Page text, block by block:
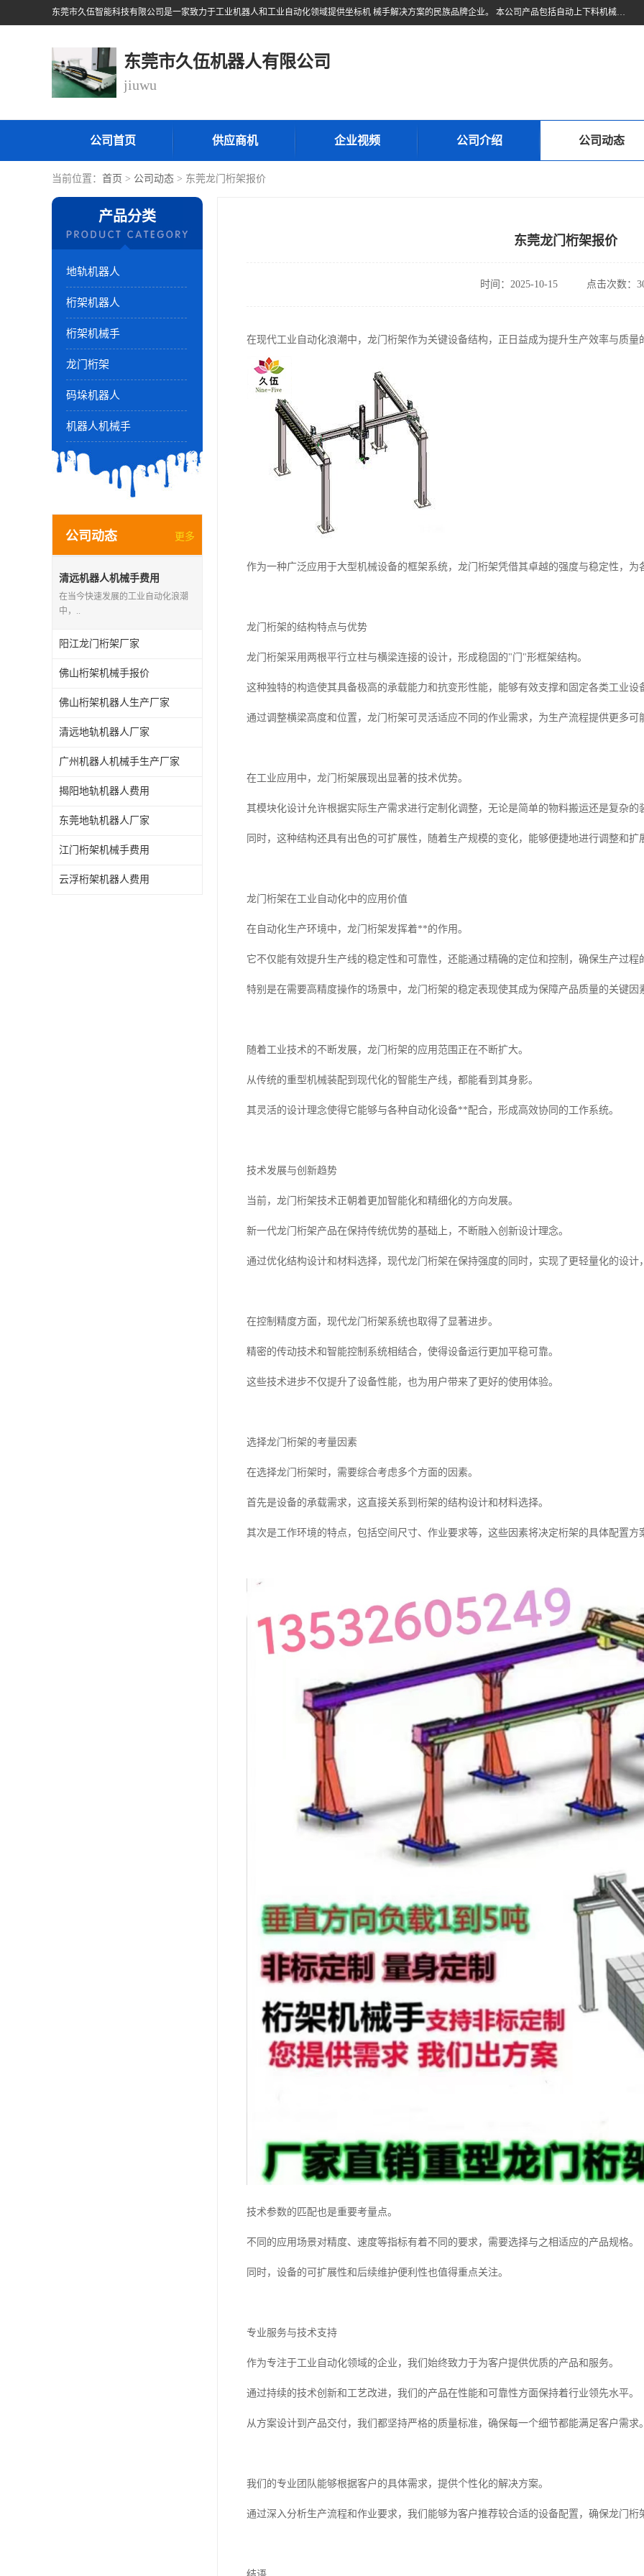
东莞市久伍智能科技有限公司是一家致力于工业机器人和工业自动化领域提供坐标机 械手解决方案的民族品牌企业。 本公司产品包括自动上下料机械手、多轴机械手、直线电机、精密定位滑台、线性滑台、重型模组、地轨等高精密传动组件。公司集设计，研发，制造及销售于一体的高科技企业。 将持续创新，更加专注于线性传动技术与产品研发，为您提供更、精密、可靠的产品与 技术，为中国自动化核心零部件做出贡献。
东莞市久伍机器人有限公司
jiuwu
公司首页 供应商机 企业视频 公司介绍 公司动态
当前位置： 首页 > 公司动态 > 东莞龙门桁架报价
产品分类
地轨机器人
桁架机器人
桁架机械手
龙门桁架
码垛机器人
机器人机械手
公司动态 更多
清远机器人机械手费用
在当今快速发展的工业自动化浪潮
中，..
阳江龙门桁架厂家
佛山桁架机械手报价
佛山桁架机器人生产厂家
清远地轨机器人厂家
广州机器人机械手生产厂家
揭阳地轨机器人费用
东莞地轨机器人厂家
江门桁架机械手费用
云浮桁架机器人费用
东莞龙门桁架报价
时间：2025-10-15 点击次数：
在现代工业自动化浪潮中，龙门桁架作为关键设备结构，正日益成为提升生产效率与质量
作为一种广泛应用于大型机械设备的框架系统，龙门桁架凭借其卓越的强度与稳定性，
龙门桁架的结构特点与优势
龙门桁架采用两根平行立柱与横梁连接的设计，形成稳固的"门"形框架结构。
这种独特的构造使其具备极高的承载能力和抗变形性能，能够有效支撑和固定各类工业设
通过调整横梁高度和位置，龙门桁架可灵活适应不同的作业需求，为生产流程提供更多可
在工业应用中，龙门桁架展现出显著的技术优势。
其模块化设计允许根据实际生产需求进行定制化调整，无论是简单的物料搬运还是复杂
同时，这种结构还具有出色的可扩展性，随着生产规模的变化，能够便捷地进行调整和扩
龙门桁架在工业自动化中的应用价值
在自动化生产环境中，龙门桁架发挥着**的作用。
它不仅能有效提升生产线的稳定性和可靠性，还能通过精确的定位和控制，确保生产过程
特别是在需要高精度操作的场景中，龙门桁架的稳定表现使其成为保障产品质量的关键因
随着工业技术的不断发展，龙门桁架的应用范围正在不断扩大。
从传统的重型机械装配到现代化的智能生产线，都能看到其身影。
其灵活的设计理念使得它能够与各种自动化设备**配合，形成高效协同的工作系统。
技术发展与创新趋势
当前，龙门桁架技术正朝着更加智能化和精细化的方向发展。
新一代龙门桁架产品在保持传统优势的基础上，不断融入创新设计理念。
通过优化结构设计和材料选择，现代龙门桁架在保持强度的同时，实现了更轻量化的设计
在控制精度方面，现代龙门桁架系统也取得了显著进步。
精密的传动技术和智能控制系统相结合，使得设备运行更加平稳可靠。
这些技术进步不仅提升了设备性能，也为用户带来了更好的使用体验。
选择龙门桁架的考量因素
在选择龙门桁架时，需要综合考虑多个方面的因素。
首先是设备的承载需求，这直接关系到桁架的结构设计和材料选择。
其次是工作环境的特点，包括空间尺寸、作业要求等，这些因素将决定桁架的具体配置方
技术参数的匹配也是重要考量点。
不同的应用场景对精度、速度等指标有着不同的要求，需要选择与之相适应的产品规格。
同时，设备的可扩展性和后续维护便利性也值得重点关注。
专业服务与技术支持
作为专注于工业自动化领域的企业，我们始终致力于为客户提供优质的产品和服务。
通过持续的技术创新和工艺改进，我们的产品在性能和可靠性方面保持着行业领先水平。
从方案设计到产品交付，我们都坚持严格的质量标准，确保每一个细节都能满足客户需求
我们的专业团队能够根据客户的具体需求，提供个性化的解决方案。
通过深入分析生产流程和作业要求，我们能够为客户推荐较合适的设备配置，确保龙门桁